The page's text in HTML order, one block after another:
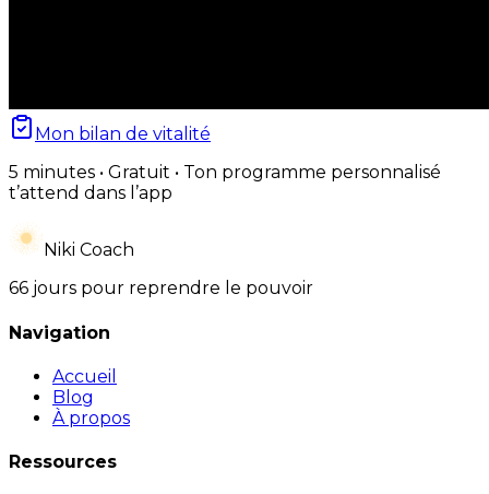
Mon bilan de vitalité
5 minutes • Gratuit • Ton programme personnalisé
t’attend dans l’app
Niki Coach
66 jours pour reprendre le pouvoir
Navigation
Accueil
Blog
À propos
Ressources